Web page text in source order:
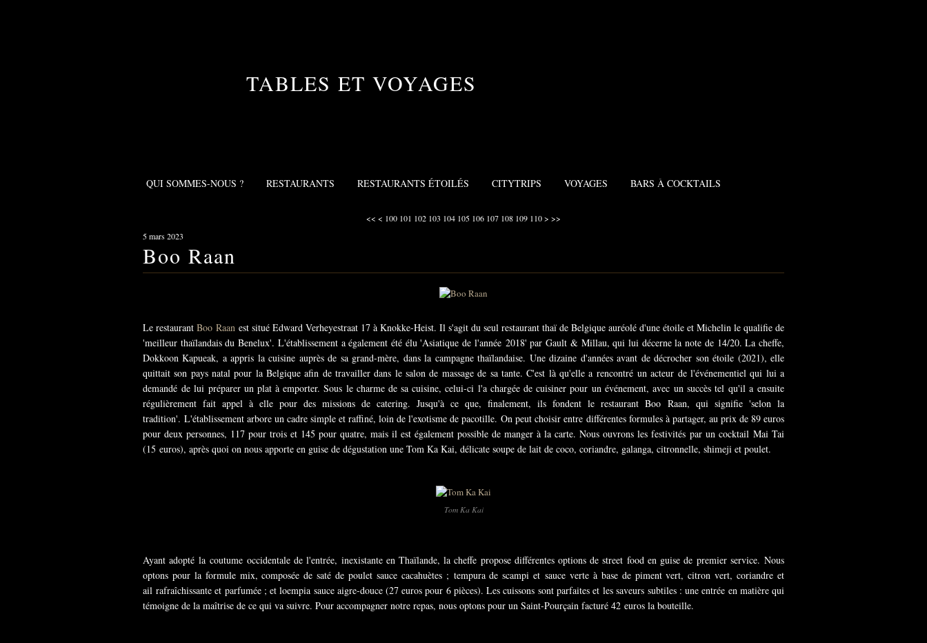
TABLES ET VOYAGES
QUI SOMMES-NOUS ? RESTAURANTS RESTAURANTS ÉTOILÉS CITYTRIPS VOYAGES BARS À COCKTAILS
<< < 100 101 102 103 104 105 106 107 108 109 110120
130
140
150
160
170
180
190
200
300
> >>
5 mars 2023
Boo Raan
Le restaurant Boo Raan est situé Edward Verheyestraat 17 à Knokke-Heist. Il s'agit du seul restaurant thaï de Belgique auréolé d'une étoile et Michelin le qualifie de
'meilleur thaïlandais du Benelux'. L'établissement a également été élu 'Asiatique de l'année 2018' par Gault & Millau, qui lui décerne la note de 14/20. La cheffe,
Dokkoon Kapueak, a appris la cuisine auprès de sa grand-mère, dans la campagne thaïlandaise. Une dizaine d'années avant de décrocher son étoile (2021), elle
quittait son pays natal pour la Belgique afin de travailler dans le salon de massage de sa tante. C'est là qu'elle a rencontré un acteur de l'événementiel qui lui a
demandé de lui préparer un plat à emporter. Sous le charme de sa cuisine, celui-ci l'a chargée de cuisiner pour un événement, avec un succès tel qu'il a ensuite
régulièrement fait appel à elle pour des missions de catering. Jusqu'à ce que, finalement, ils fondent le restaurant Boo Raan, qui signifie 'selon la
tradition'. L'établissement arbore un cadre simple et raffiné, loin de l'exotisme de pacotille. On peut choisir entre différentes formules à partager, au prix de 89 euros
pour deux personnes, 117 pour trois et 145 pour quatre, mais il est également possible de manger à la carte. Nous ouvrons les festivités par un cocktail Mai Tai
(15 euros), après quoi on nous apporte en guise de dégustation une Tom Ka Kai, délicate soupe de lait de coco, coriandre, galanga, citronnelle, shimeji et poulet.
Tom Ka Kai
Ayant adopté la coutume occidentale de l'entrée, inexistante en Thaïlande, la cheffe propose différentes options de street food en guise de premier service. Nous
optons pour la formule mix, composée de saté de poulet sauce cacahuètes ; tempura de scampi et sauce verte à base de piment vert, citron vert, coriandre et
ail rafraîchissante et parfumée ; et loempia sauce aigre-douce (27 euros pour 6 pièces). Les cuissons sont parfaites et les saveurs subtiles : une entrée en matière qui
témoigne de la maîtrise de ce qui va suivre. Pour accompagner notre repas, nous optons pour un Saint-Pourçain facturé 42 euros la bouteille.